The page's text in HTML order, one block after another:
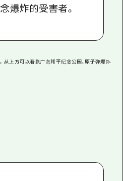
爆炸的受害者。